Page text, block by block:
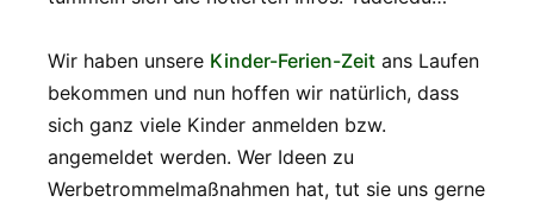
Wir haben unsere Kinder-Ferien-Zeit ans Laufen
bekommen und nun hoffen wir natürlich, dass
sich ganz viele Kinder anmelden bzw.
angemeldet werden. Wer Ideen zu
Werbetrommelmaßnahmen hat, tut sie uns gerne